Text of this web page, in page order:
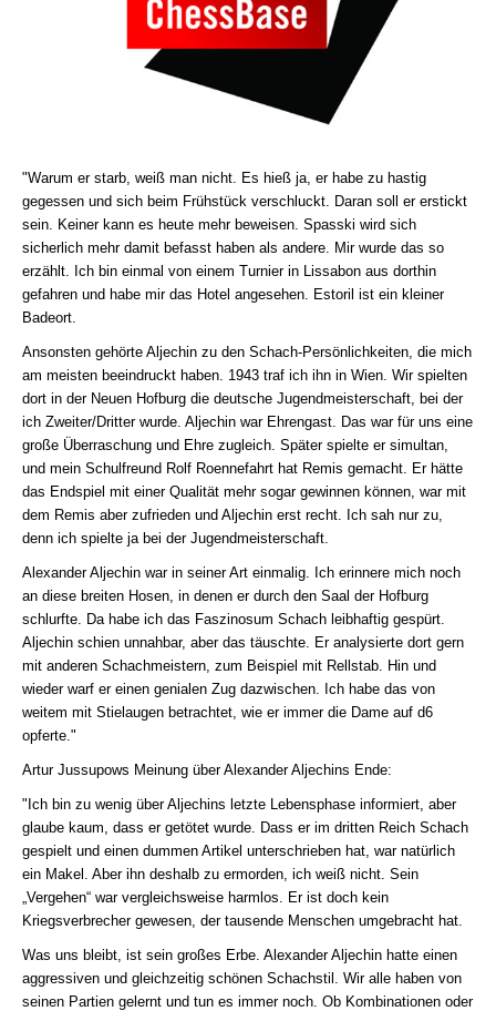
"Warum er starb, weiß man nicht. Es hieß ja, er habe zu hastig
gegessen und sich beim Frühstück verschluckt. Daran soll er erstickt
sein. Keiner kann es heute mehr beweisen. Spasski wird sich
sicherlich mehr damit befasst haben als andere. Mir wurde das so
erzählt. Ich bin einmal von einem Turnier in Lissabon aus dorthin
gefahren und habe mir das Hotel angesehen. Estoril ist ein kleiner
Badeort.
Ansonsten gehörte Aljechin zu den Schach-Persönlichkeiten, die mich
am meisten beeindruckt haben. 1943 traf ich ihn in Wien. Wir spielten
dort in der Neuen Hofburg die deutsche Jugendmeisterschaft, bei der
ich Zweiter/Dritter wurde. Aljechin war Ehrengast. Das war für uns eine
große Überraschung und Ehre zugleich. Später spielte er simultan,
und mein Schulfreund Rolf Roennefahrt hat Remis gemacht. Er hätte
das Endspiel mit einer Qualität mehr sogar gewinnen können, war mit
dem Remis aber zufrieden und Aljechin erst recht. Ich sah nur zu,
denn ich spielte ja bei der Jugendmeisterschaft.
Alexander Aljechin war in seiner Art einmalig. Ich erinnere mich noch
an diese breiten Hosen, in denen er durch den Saal der Hofburg
schlurfte. Da habe ich das Faszinosum Schach leibhaftig gespürt.
Aljechin schien unnahbar, aber das täuschte. Er analysierte dort gern
mit anderen Schachmeistern, zum Beispiel mit Rellstab. Hin und
wieder warf er einen genialen Zug dazwischen. Ich habe das von
weitem mit Stielaugen betrachtet, wie er immer die Dame auf d6
opferte."
Artur Jussupows Meinung über Alexander Aljechins Ende:
"Ich bin zu wenig über Aljechins letzte Lebensphase informiert, aber
glaube kaum, dass er getötet wurde. Dass er im dritten Reich Schach
gespielt und einen dummen Artikel unterschrieben hat, war natürlich
ein Makel. Aber ihn deshalb zu ermorden, ich weiß nicht. Sein
„Vergehen“ war vergleichsweise harmlos. Er ist doch kein
Kriegsverbrecher gewesen, der tausende Menschen umgebracht hat.
Was uns bleibt, ist sein großes Erbe. Alexander Aljechin hatte einen
aggressiven und gleichzeitig schönen Schachstil. Wir alle haben von
seinen Partien gelernt und tun es immer noch. Ob Kombinationen oder